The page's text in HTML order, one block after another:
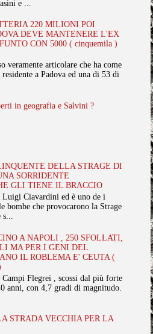
e ...
220 MILIONI POI
DEVE MANTENERE L'EX
CON 5000 ( cinquemila )
veramente articolare che ha come
a Padova ed una di 53 di
in geografia e Salvini ?
DELLA STRAGE DI
SORRIDENTE
GLI TIENE IL BRACCIO
Luigi Ciavardini ed è uno de i
bombe che provocarono la Strage
s...
A NAPOLI , 250 SFOLLATI,
MA PER I GENI DEL
IL ROBLEMA E' CEUTA (
Flegrei , scossi dal più forte
anni, con 4,7 gradi di magnitudo.
STRADA VECCHIA PER LA